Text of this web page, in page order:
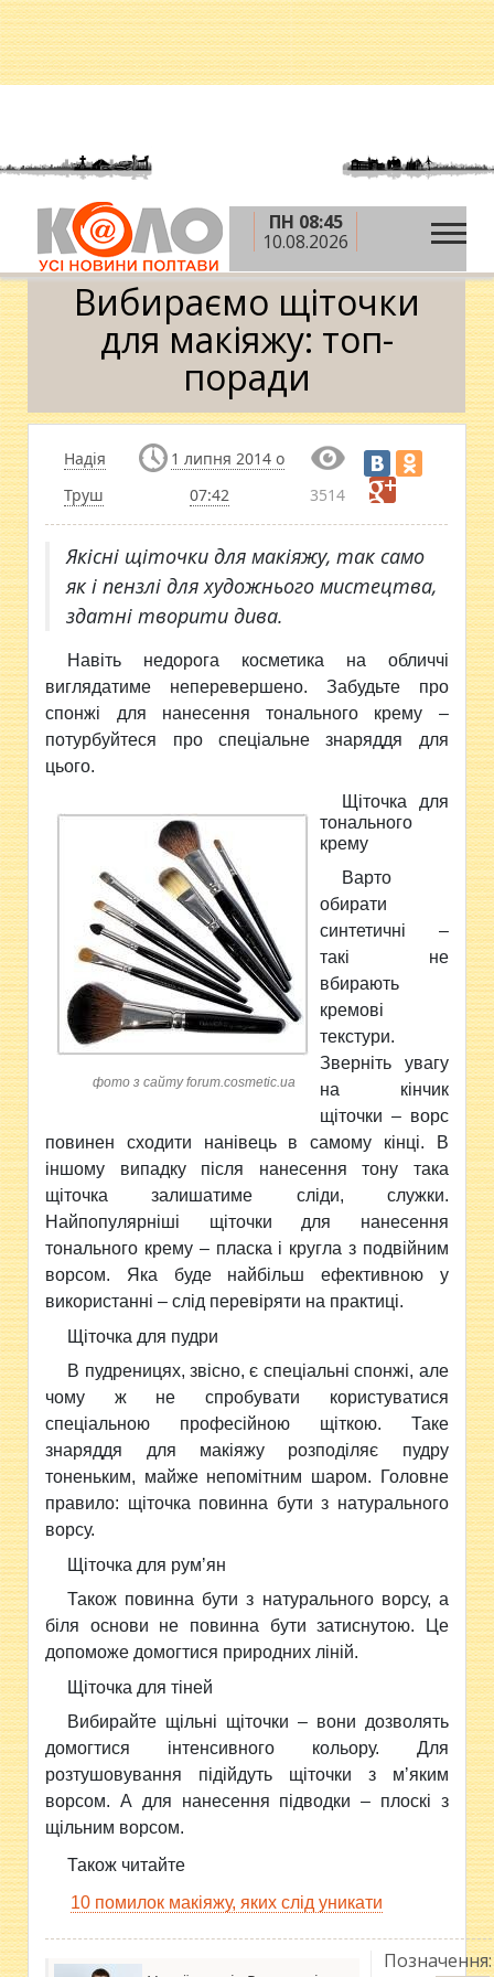
ПН 08:45
10.08.2026
Головна » Теми » Вибираємо щіточки для
макіяжу: топ-поради
Вибираємо щіточки
для макіяжу: топ-
поради
Надія
Труш
1 липня 2014 о
07:42
3514
Якісні щіточки для макіяжу, так само
як і пензлі для художнього мистецтва,
здатні творити дива.
Навіть недорога косметика на обличчі
виглядатиме неперевершено. Забудьте про
спонжі для нанесення тонального крему –
потурбуйтеся про спеціальне знаряддя для
цього.
фото з сайту forum.cosmetic.ua
Щіточка для
тонального
крему
Варто
обирати
синтетичні –
такі не
вбирають
кремові
текстури.
Зверніть увагу
на кінчик
щіточки – ворс
повинен сходити нанівець в самому кінці. В
іншому випадку після нанесення тону така
щіточка залишатиме сліди, служки.
Найпопулярніші щіточки для нанесення
тонального крему – пласка і кругла з подвійним
ворсом. Яка буде найбільш ефективною у
використанні – слід перевіряти на практиці.
Щіточка для пудри
В пудреницях, звісно, є спеціальні спонжі, але
чому ж не спробувати користуватися
спеціальною професійною щіткою. Таке
знаряддя для макіяжу розподіляє пудру
тоненьким, майже непомітним шаром. Головне
правило: щіточка повинна бути з натурального
ворсу.
Щіточка для румʼян
Також повинна бути з натурального ворсу, а
біля основи не повинна бути затиснутою. Це
допоможе домогтися природних ліній.
Щіточка для тіней
Вибирайте щільні щіточки – вони дозволять
домогтися інтенсивного кольору. Для
розтушовування підійдуть щіточки з мʼяким
ворсом. А для нанесення підводки – плоскі з
щільним ворсом.
Також читайте
10 помилок макіяжу, яких слід уникати
Позначення: